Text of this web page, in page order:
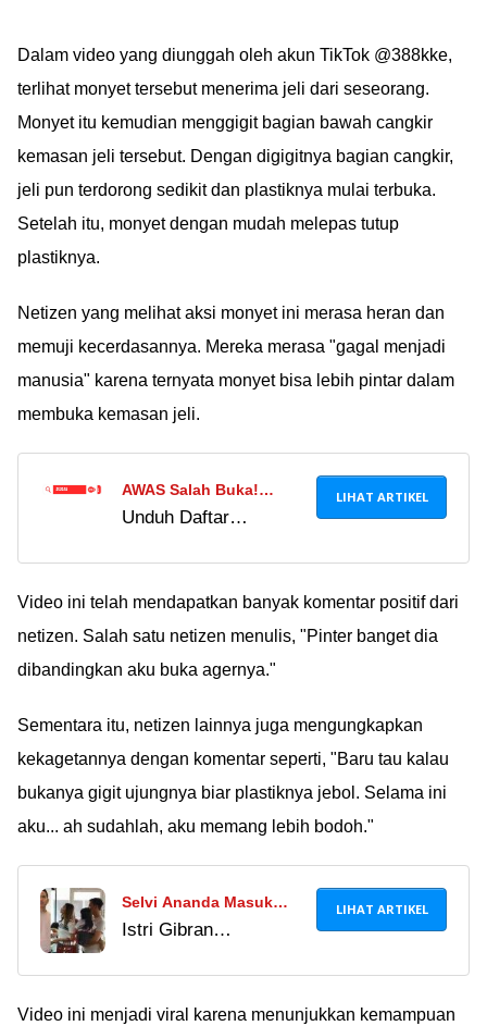
Dalam video yang diunggah oleh akun TikTok @388kke,
terlihat monyet tersebut menerima jeli dari seseorang.
Monyet itu kemudian menggigit bagian bawah cangkir
kemasan jeli tersebut. Dengan digigitnya bagian cangkir,
jeli pun terdorong sedikit dan plastiknya mulai terbuka.
Setelah itu, monyet dengan mudah melepas tutup
plastiknya.
Netizen yang melihat aksi monyet ini merasa heran dan
memuji kecerdasannya. Mereka merasa "gagal menjadi
manusia" karena ternyata monyet bisa lebih pintar dalam
membuka kemasan jeli.
AWAS Salah Buka!
Benarkah XXN 2023
Unduh Daftar
101 singkatan populer
dalam teknologi &
telekomunikasi,
abbreviation list 2023
penjelasan
lengkapnya!
LIHAT ARTIKEL
Video ini telah mendapatkan banyak komentar positif dari
netizen. Salah satu netizen menulis, "Pinter banget dia
dibandingkan aku buka agernya."
Sementara itu, netizen lainnya juga mengungkapkan
kekagetannya dengan komentar seperti, "Baru tau kalau
bukanya gigit ujungnya biar plastiknya jebol. Selama ini
aku... ah sudahlah, aku memang lebih bodoh."
Selvi Ananda Masuk
Butik Mewah Sambil
Langsung Dilupain!
Istri Gibran
hedonnya saat ngemall
LIHAT ARTIKEL
Video ini menjadi viral karena menunjukkan kemampuan